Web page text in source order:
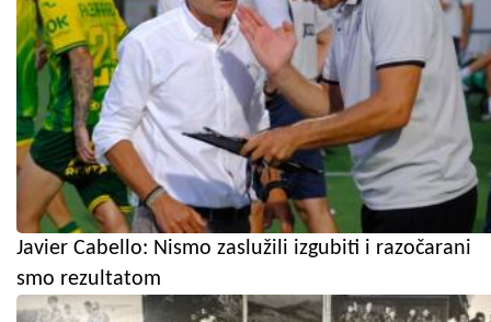
Javier Cabello: Nismo zaslužili izgubiti i razočarani
smo rezultatom